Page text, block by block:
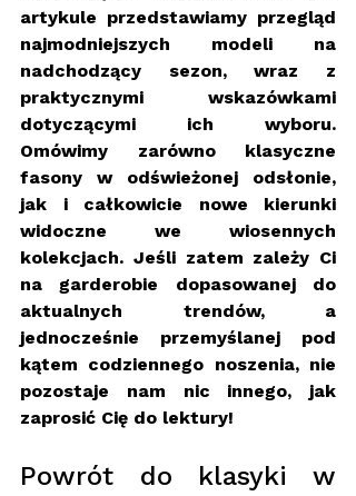
artykule przedstawiamy przegląd
najmodniejszych modeli na
nadchodzący sezon, wraz z
praktycznymi wskazówkami
dotyczącymi ich wyboru.
Omówimy zarówno klasyczne
fasony w odświeżonej odsłonie,
jak i całkowicie nowe kierunki
widoczne we wiosennych
kolekcjach. Jeśli zatem zależy Ci
na garderobie dopasowanej do
aktualnych trendów, a
jednocześnie przemyślanej pod
kątem codziennego noszenia, nie
pozostaje nam nic innego, jak
zaprosić Cię do lektury!
Powrót do klasyki w